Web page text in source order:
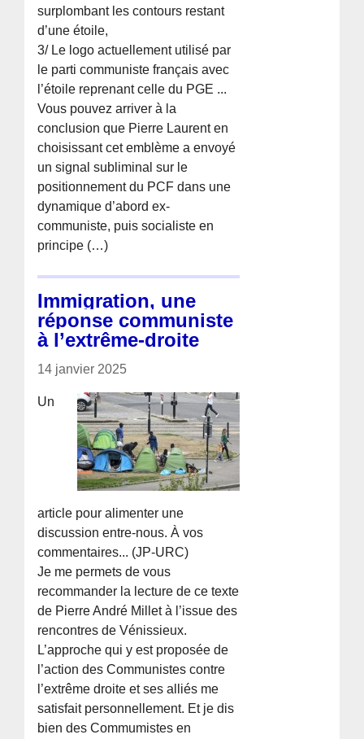
surplombant les contours restant
d’une étoile,
3/ Le logo actuellement utilisé par
le parti communiste français avec
l’étoile reprenant celle du PGE ...
Vous pouvez arriver à la
conclusion que Pierre Laurent en
choisissant cet emblème a envoyé
un signal subliminal sur le
positionnement du PCF dans une
dynamique d’abord ex-
communiste, puis socialiste en
principe (…)
Immigration, une
réponse communiste
à l’extrême-droite
14 janvier 2025
Un
article pour alimenter une
discussion entre-nous. À vos
commentaires... (JP-URC)
Je me permets de vous
recommander la lecture de ce texte
de Pierre André Millet à l’issue des
rencontres de Vénissieux.
L’approche qui y est proposée de
l’action des Communistes contre
l’extrême droite et ses alliés me
satisfait personnellement. Et je dis
bien des Commumistes en